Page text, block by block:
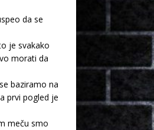
da se
je svakako
morati da
baziramo na
prvi pogled je
meču smo